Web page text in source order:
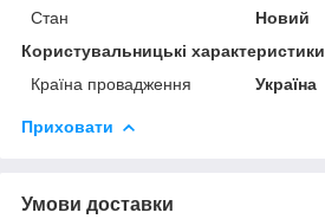
Стан
Новий
Користувальницькі характеристики
Країна провадження
Україна
Приховати
Умови доставки